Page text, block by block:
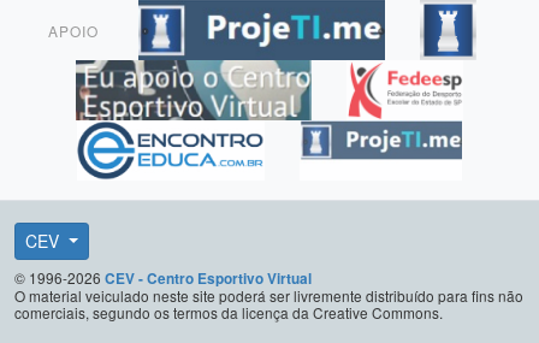
APOIO
CEV
© 1996-2026 CEV - Centro Esportivo Virtual
O material veiculado neste site poderá ser livremente distribuído para fins não
comerciais, segundo os termos da licença da Creative Commons.